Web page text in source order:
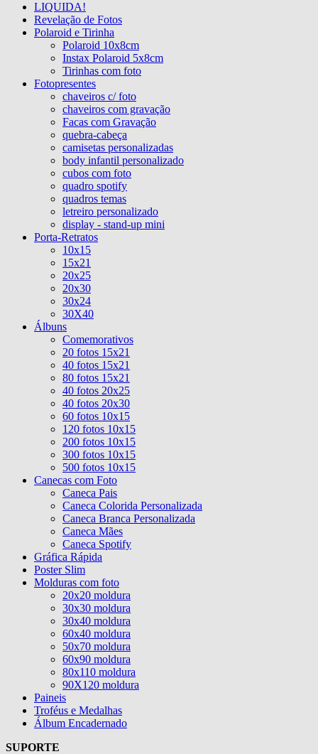
LIQUIDA!
Revelação de Fotos
Polaroid e Tirinha
Polaroid 10x8cm
Instax Polaroid 5x8cm
Tirinhas com foto
Fotopresentes
chaveiros c/ foto
chaveiros com gravação
Facas com Gravação
quebra-cabeça
camisetas personalizadas
body infantil personalizado
cubos com foto
quadro spotify
quadros temas
letreiro personalizado
display - stand-up mini
Porta-Retratos
10x15
15x21
20x25
20x30
30x24
30X40
Álbuns
Comemorativos
20 fotos 15x21
40 fotos 15x21
80 fotos 15x21
40 fotos 20x25
40 fotos 20x30
60 fotos 10x15
120 fotos 10x15
200 fotos 10x15
300 fotos 10x15
500 fotos 10x15
Canecas com Foto
Caneca Pais
Caneca Colorida Personalizada
Caneca Branca Personalizada
Caneca Mães
Caneca Spotify
Gráfica Rápida
Poster Slim
Molduras com foto
20x20 moldura
30x30 moldura
30x40 moldura
60x40 moldura
50x70 moldura
60x90 moldura
80x110 moldura
90X120 moldura
Paineis
Troféus e Medalhas
Álbum Encadernado
SUPORTE